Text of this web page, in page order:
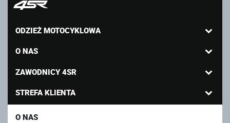
ODZIEŻ MOTOCYKLOWA
O NAS
ZAWODNICY 4SR
STREFA KLIENTA
O NAS